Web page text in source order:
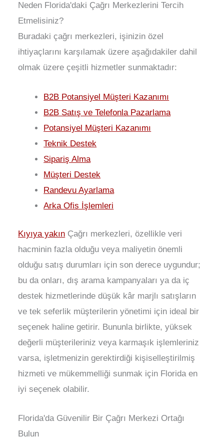
Neden Florida'daki Çağrı Merkezlerini Tercih
Etmelisiniz?
Buradaki çağrı merkezleri, işinizin özel
ihtiyaçlarını karşılamak üzere aşağıdakiler dahil
olmak üzere çeşitli hizmetler sunmaktadır:
B2B Potansiyel Müşteri Kazanımı
B2B Satış ve Telefonla Pazarlama
Potansiyel Müşteri Kazanımı
Teknik Destek
Sipariş Alma
Müşteri Destek
Randevu Ayarlama
Arka Ofis İşlemleri
Kıyıya yakın Çağrı merkezleri, özellikle veri
hacminin fazla olduğu veya maliyetin önemli
olduğu satış durumları için son derece uygundur;
bu da onları, dış arama kampanyaları ya da iç
destek hizmetlerinde düşük kâr marjlı satışların
ve tek seferlik müşterilerin yönetimi için ideal bir
seçenek haline getirir. Bununla birlikte, yüksek
değerli müşterileriniz veya karmaşık işlemleriniz
varsa, işletmenizin gerektirdiği kişiselleştirilmiş
hizmeti ve mükemmelliği sunmak için Florida en
iyi seçenek olabilir.
Florida'da Güvenilir Bir Çağrı Merkezi Ortağı
Bulun